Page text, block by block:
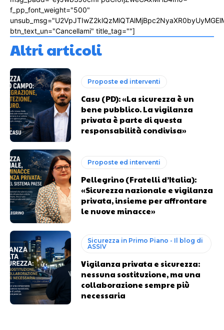
f_pp_font_weight="500"
btn_text_un="Cancellami" title_tag=""]
Altri articoli
Proposte ed interventi
Casu (PD): «La sicurezza è un
bene pubblico. La vigilanza
privata è parte di questa
responsabilità condivisa»
Proposte ed interventi
Pellegrino (Fratelli d’Italia):
«Sicurezza nazionale e vigilanza
privata, insieme per affrontare
le nuove minacce»
Sicurezza in Primo Piano - Il blog di
ASSIV
Vigilanza privata e sicurezza:
nessuna sostituzione, ma una
collaborazione sempre più
necessaria